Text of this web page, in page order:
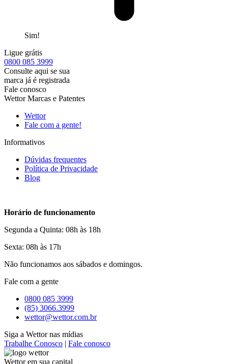
Sim!
Ligue grátis
0800 085 3999
Consulte aqui se sua
marca já é registrada
Fale conosco
Wettor Marcas e Patentes
Wettor
Fale com a gente!
Informativos
Dúvidas frequentes
Política de Privacidade
Blog
Horário de funcionamento
Segunda a Quinta: 08h às 18h
Sexta: 08h às 17h
Não funcionamos aos sábados e domingos.
Fale com a gente
0800 085 3999
(85) 3066.3999
wettor@wettor.com.br
Siga a Wettor nas mídias
Trabalhe Conosco | Fale conosco
Wettor em sua capital